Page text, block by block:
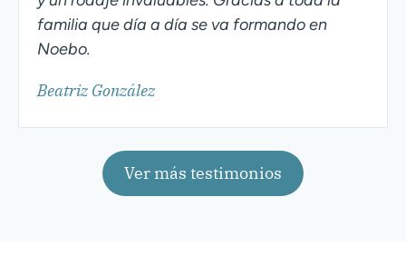
familia que día a día se va formando en
Noebo.
Beatriz González
Ver más testimonios